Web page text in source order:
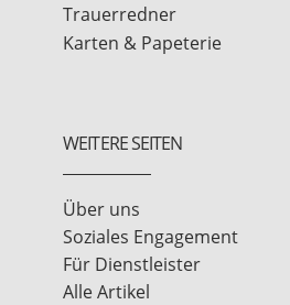
Trauerredner
Karten & Papeterie
WEITERE SEITEN
Über uns
Soziales Engagement
Für Dienstleister
Alle Artikel